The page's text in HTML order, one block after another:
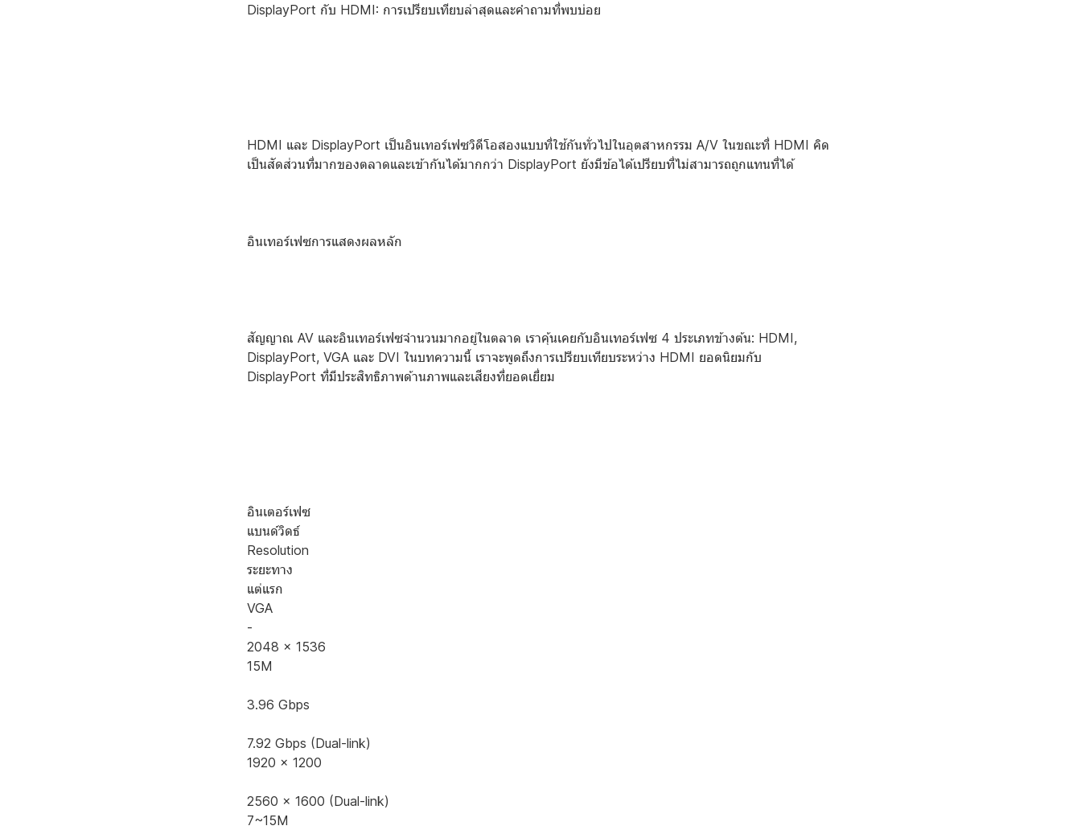
DisplayPort กับ HDMI: การเปรียบเทียบล่าสุดและคำถามที่พบบ่อย
HDMI และ DisplayPort เป็นอินเทอร์เฟซวิดีโอสองแบบที่ใช้กันทั่วไปในอุตสาหกรรม A/V ในขณะที่ HDMI คิด
เป็นสัดส่วนที่มากของตลาดและเข้ากันได้มากกว่า DisplayPort ยังมีข้อได้เปรียบที่ไม่สามารถถูกแทนที่ได้
อินเทอร์เฟซการแสดงผลหลัก
สัญญาณ AV และอินเทอร์เฟซจำนวนมากอยู่ในตลาด เราคุ้นเคยกับอินเทอร์เฟซ 4 ประเภทข้างต้น: HDMI,
DisplayPort, VGA และ DVI ในบทความนี้ เราจะพูดถึงการเปรียบเทียบระหว่าง HDMI ยอดนิยมกับ
DisplayPort ที่มีประสิทธิภาพด้านภาพและเสียงที่ยอดเยี่ยม
อินเตอร์เฟซ
แบนด์วิดธ์
Resolution
ระยะทาง
แต่แรก
VGA
-
2048 x 1536
15M
3.96 Gbps
7.92 Gbps (Dual-link)
1920 x 1200
2560 x 1600 (Dual-link)
7~15M